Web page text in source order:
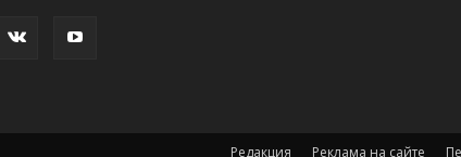
Редакция Реклама на сайте